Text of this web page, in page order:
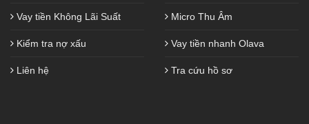
Vay tiền Không Lãi Suất
Kiểm tra nợ xấu
Liên hệ
Micro Thu Âm
Vay tiền nhanh Olava
Tra cứu hồ sơ